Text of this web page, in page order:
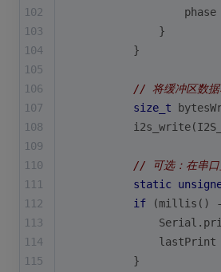
102
phase
103
            }
104
        }
105
106
// 将缓冲区数据
107
size_t
108
i2s_write
109
110
// 可选：在串口
111
static
112
if (millis ()
113
            Serial.
114
lastPrint
115
        }